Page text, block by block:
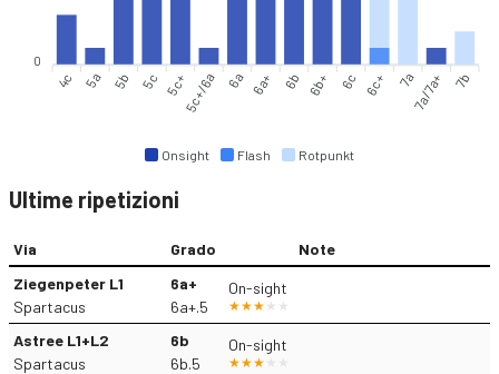
Onsight Flash Rotpunkt
0
4c 5a 5b 5c 5c+5c+/6a 6a 6a+ 6b 6b+ 6c 6c+ 7a7a/7a+ 7b
Ultime ripetizioni
Via Grado
Note
Ziegenpeter L1
Spartacus
6a+
6a+.5
On-sight
Astree L1+L2
Spartacus
6b
6b.5
On-sight